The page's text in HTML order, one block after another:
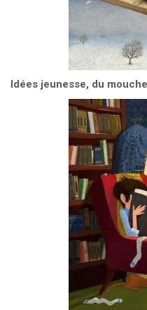
Idées jeunesse, du